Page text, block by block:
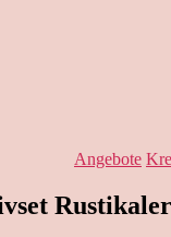
Angebote